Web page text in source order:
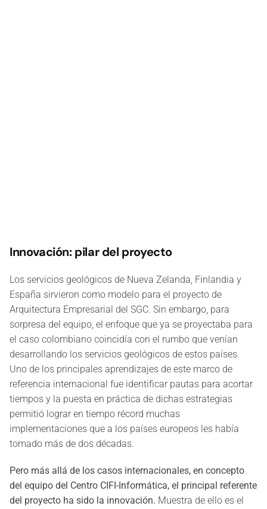
Innovación: pilar del proyecto
Los servicios geológicos de Nueva Zelanda, Finlandia y
España sirvieron como modelo para el proyecto de
Arquitectura Empresarial del SGC. Sin embargo, para
sorpresa del equipo, el enfoque que ya se proyectaba para
el caso colombiano coincidía con el rumbo que venían
desarrollando los servicios geológicos de estos países.
Uno de los principales aprendizajes de este marco de
referencia internacional fue identificar pautas para acortar
tiempos y la puesta en práctica de dichas estrategias
permitió lograr en tiempo récord muchas
implementaciones que a los países europeos les había
tomado más de dos décadas.
Pero más allá de los casos internacionales, en concepto
del equipo del Centro CIFI-Informática, el principal referente
del proyecto ha sido la innovación. Muestra de ello es el